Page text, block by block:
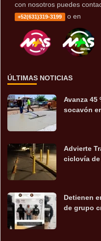
con nosotros puedes
+52(631)319-3199 o en
ÚLTIMAS NOTICIAS
Avanza 45
socavón
Advierte
ciclovía de
Detienen
de grupo